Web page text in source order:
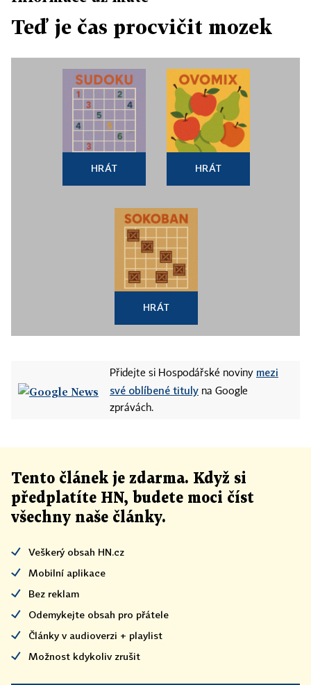
Teď je čas procvičit mozek
HRÁT HRÁT
HRÁT
Přidejte si Hospodářské noviny mezi
své oblíbené tituly na Google
zprávách.
Tento článek je zdarma. Když si
předplatíte HN, budete moci číst
všechny naše články.
Veškerý obsah HN.cz
Mobilní aplikace
Bez reklam
Odemykejte obsah pro přátele
Články v audioverzi + playlist
Možnost kdykoliv zrušit